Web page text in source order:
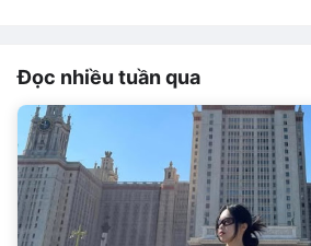
Đọc nhiều tuần qua